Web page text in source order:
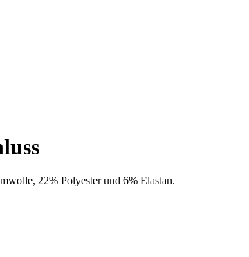
22% Polyester und 6% Elastan.